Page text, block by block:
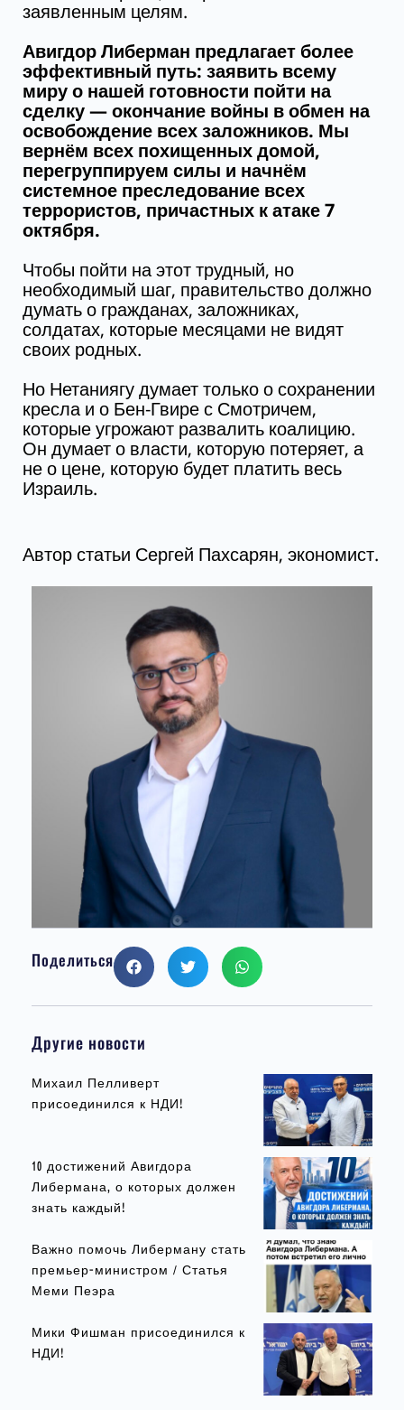
заявленным целям.
Авигдор Либерман предлагает более
эффективный путь: заявить всему
миру о нашей готовности пойти на
сделку — окончание войны в обмен на
освобождение всех заложников. Мы
вернём всех похищенных домой,
перегруппируем силы и начнём
системное преследование всех
террористов, причастных к атаке 7
октября.
Чтобы пойти на этот трудный, но
необходимый шаг, правительство должно
думать о гражданах, заложниках,
солдатах, которые месяцами не видят
своих родных.
Но Нетаниягу думает только о сохранении
кресла и о Бен-Гвире с Смотричем,
которые угрожают развалить коалицию.
Он думает о власти, которую потеряет, а
не о цене, которую будет платить весь
Израиль.
Автор статьи Сергей Пахсарян, экономист.
Поделиться
Другие новости
Михаил Пелливерт
присоединился к НДИ!
10 достижений Авигдора
Либермана, о которых должен
знать каждый!
Важно помочь Либерману стать
премьер-министром / Статья
Меми Пеэра
Мики Фишман присоединился к
НДИ!